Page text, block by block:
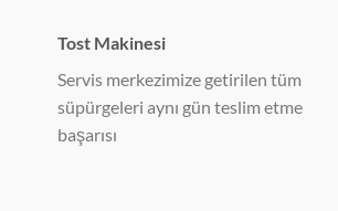
Tost Makinesi
Servis merkezimize getirilen tüm
süpürgeleri aynı gün teslim etme
başarısı